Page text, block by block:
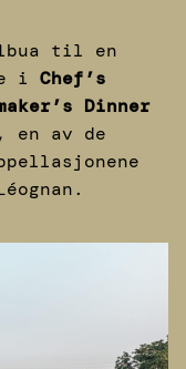
til en
i Chef’s
Dinner
, en av de